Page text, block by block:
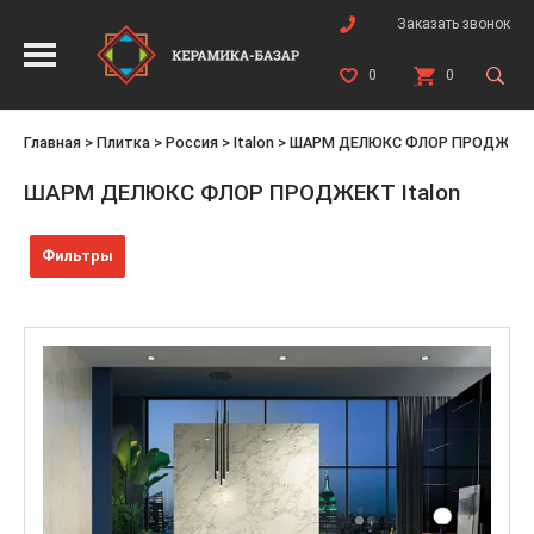
Заказать звонок
0 0
Главная > Плитка > Россия > Italon > ШАРМ ДЕЛЮКС ФЛОР
ШАРМ ДЕЛЮКС ФЛОР ПРОДЖЕКТ Italon
Фильтры